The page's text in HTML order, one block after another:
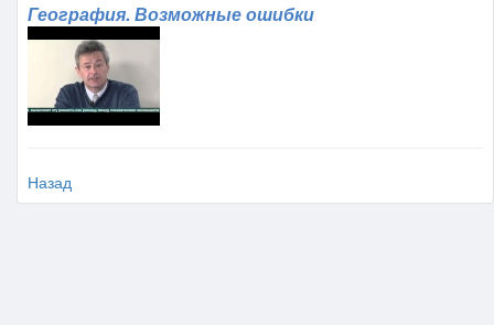
География. Возможные ошибки
Назад